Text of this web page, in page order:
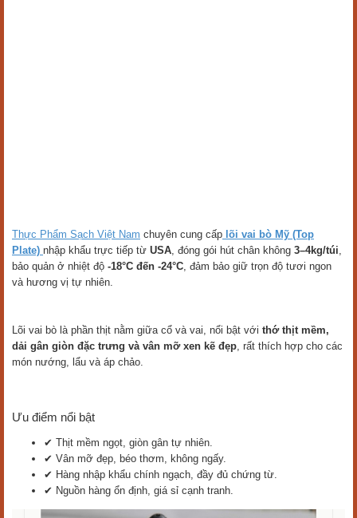
Thực Phẩm Sạch Việt Nam chuyên cung cấp lõi vai bò Mỹ (Top
Plate) nhập khẩu trực tiếp từ USA, đóng gói hút chân không 3–4kg/túi,
bảo quản ở nhiệt độ -18°C đến -24°C, đảm bảo giữ trọn độ tươi ngon
và hương vị tự nhiên.
Lõi vai bò là phần thịt nằm giữa cổ và vai, nổi bật với thớ thịt mềm,
dải gân giòn đặc trưng và vân mỡ xen kẽ đẹp, rất thích hợp cho các
món nướng, lẩu và áp chảo.
Ưu điểm nổi bật
✔ Thịt mềm ngọt, giòn gân tự nhiên.
✔ Vân mỡ đẹp, béo thơm, không ngấy.
✔ Hàng nhập khẩu chính ngạch, đầy đủ chứng từ.
✔ Nguồn hàng ổn định, giá sỉ cạnh tranh.